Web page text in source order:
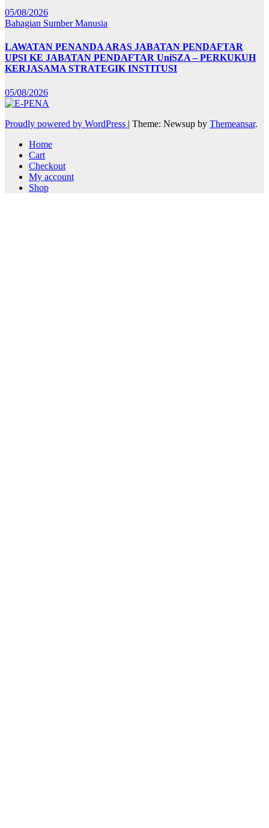
05/08/2026
Bahagian Sumber Manusia
LAWATAN PENANDA ARAS JABATAN PENDAFTAR
UPSI KE JABATAN PENDAFTAR UniSZA – PERKUKUH
KERJASAMA STRATEGIK INSTITUSI
05/08/2026
Proudly powered by WordPress | Theme: Newsup by Themeansar.
Home
Cart
Checkout
My account
Shop